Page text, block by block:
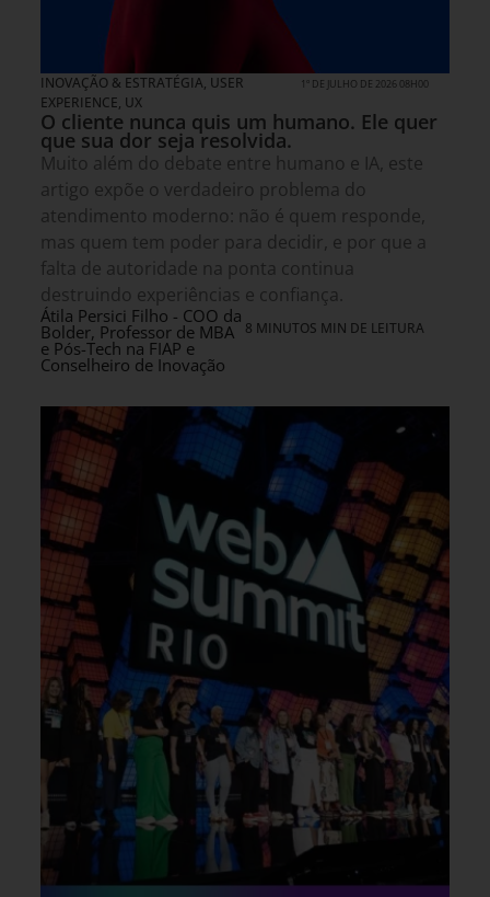
INOVAÇÃO & ESTRATÉGIA, USER
EXPERIENCE, UX
1º DE JULHO DE 2026 08H00
O cliente nunca quis um humano. Ele quer
que sua dor seja resolvida.
Muito além do debate entre humano e IA, este
artigo expõe o verdadeiro problema do
atendimento moderno: não é quem responde,
mas quem tem poder para decidir, e por que a
falta de autoridade na ponta continua
destruindo experiências e confiança.
Átila Persici Filho - COO da
Bolder, Professor de MBA
e Pós-Tech na FIAP e
Conselheiro de Inovação
8 MINUTOS MIN DE LEITURA